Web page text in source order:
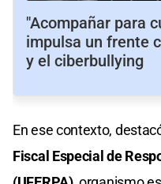
"Acompañar para
impulsa un frente
y el ciberbullying
En ese contexto,
Fiscal Especial de